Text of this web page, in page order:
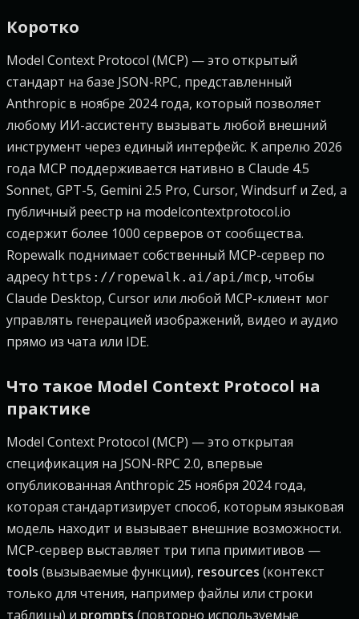
Коротко
Model Context Protocol (MCP) — это открытый
стандарт на базе JSON-RPC, представленный
Anthropic в ноябре 2024 года, который позволяет
любому ИИ-ассистенту вызывать любой внешний
инструмент через единый интерфейс. К апрелю 2026
года MCP поддерживается нативно в Claude 4.5
Sonnet, GPT-5, Gemini 2.5 Pro, Cursor, Windsurf и Zed, а
публичный реестр на modelcontextprotocol.io
содержит более 1000 серверов от сообщества.
Ropewalk поднимает собственный MCP-сервер по
адресу https://ropewalk.ai/api/mcp, чтобы
Claude Desktop, Cursor или любой MCP-клиент мог
управлять генерацией изображений, видео и аудио
прямо из чата или IDE.
Что такое Model Context Protocol на
практике
Model Context Protocol (MCP) — это открытая
спецификация на JSON-RPC 2.0, впервые
опубликованная Anthropic 25 ноября 2024 года,
которая стандартизирует способ, которым языковая
модель находит и вызывает внешние возможности.
MCP-сервер выставляет три типа примитивов —
tools (вызываемые функции), resources (контекст
только для чтения, например файлы или строки
таблицы) и prompts (повторно используемые